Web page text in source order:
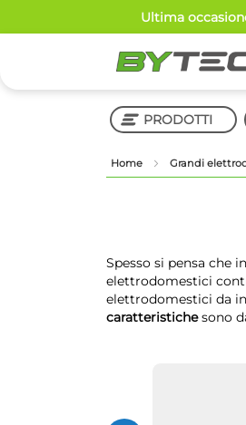
contenuto
Ultima
PRODOTTI
Home Grandi
Spesso si pensa che
elettrodomestici
elettrodomestici da
caratteristichesono